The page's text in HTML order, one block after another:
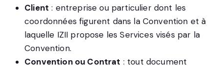
Client : entreprise ou particulier dont les
coordonnées figurent dans la Convention et à
laquelle IZII propose les Services visés par la
Convention.
Convention ou Contrat : tout document